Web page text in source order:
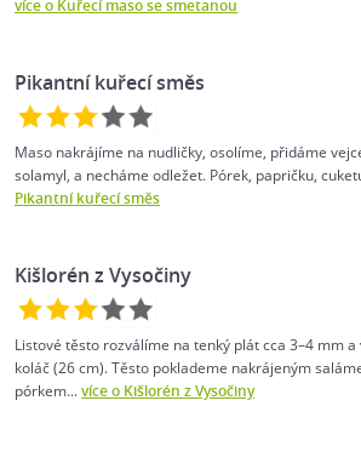
více o Kuřecí maso se smetanou
Pikantní kuřecí směs
Maso nakrájíme na nudličky, osolíme, přidáme
solamyl, a necháme odležet. Pórek, papričku,
Pikantní kuřecí směs
Kišlorén z Vysočiny
Listové těsto rozválíme na tenký plát cca 3–4 mm
koláč (26 cm). Těsto poklademe nakrájeným
pórkem...více o Kišlorén z Vysočiny